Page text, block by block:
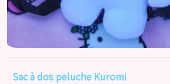
Sac à dos peluche Kuromi